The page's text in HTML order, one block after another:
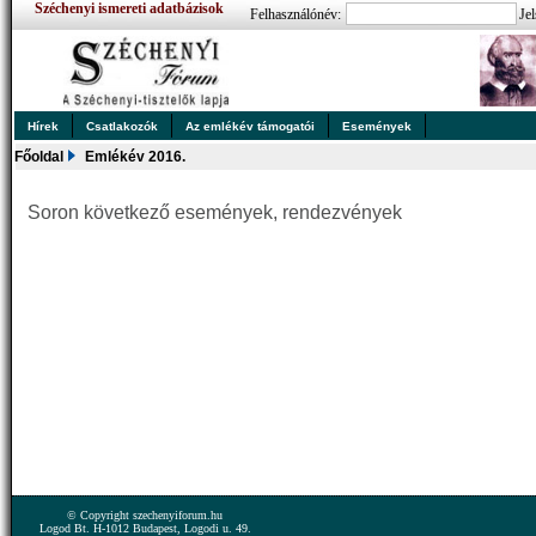
Széchenyi ismereti adatbázisok Felhasználónév:
Hírek Csatlakozók Az emlékév támogatói Események
Főoldal Emlékév 2016.
Soron következő események, rendezvények
© Copyright szechenyiforum.hu
Logod Bt. H-1012 Budapest, Logodi u. 49.